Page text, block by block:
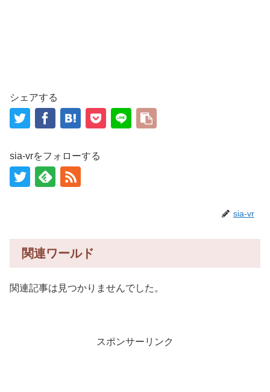
シェアする
sia-vrをフォローする
sia-vr
関連ワールド
関連記事は見つかりませんでした。
スポンサーリンク